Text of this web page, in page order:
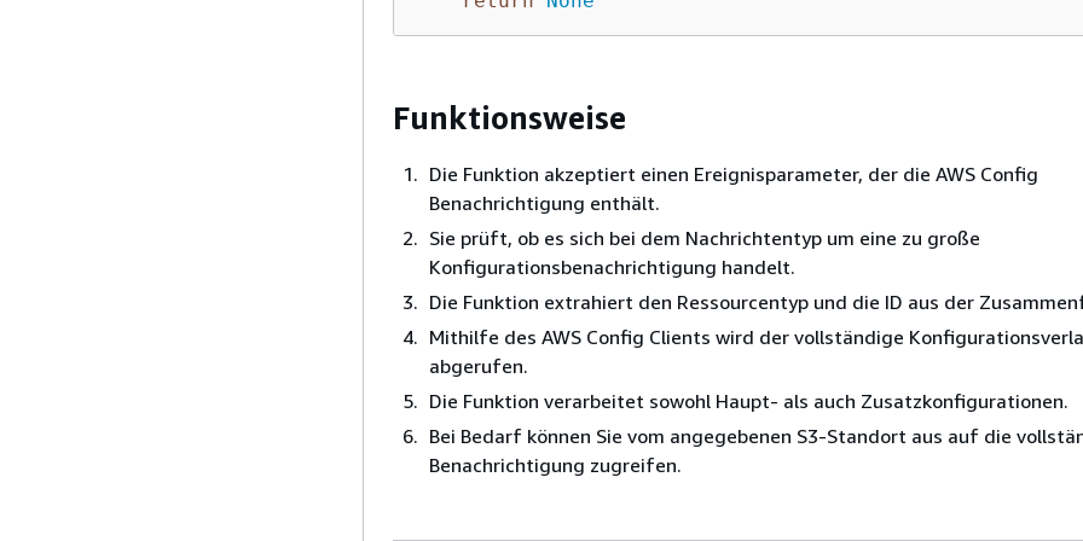
Funktionsweise
Die Funktion akzeptiert einen Ereignisparameter, der die AWS Config
Benachrichtigung enthält.
Sie prüft, ob es sich bei dem Nachrichtentyp um eine zu große
Konfigurationsbenachrichtigung handelt.
Die Funktion extrahiert den Ressourcentyp und die ID aus der
Mithilfe des AWS Config Clients wird der vollständige
abgerufen.
Die Funktion verarbeitet sowohl Haupt- als auch Zusatzkonfigurationen.
Bei Bedarf können Sie vom angegebenen S3-Standort aus auf die
Benachrichtigung zugreifen.